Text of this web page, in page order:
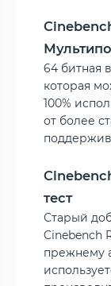
64 битная
которая
100%
от более
тест
Старый
Cinebench
прежнему